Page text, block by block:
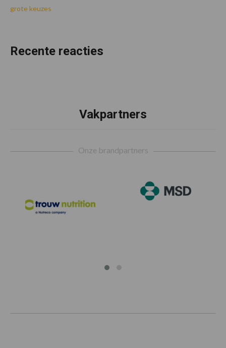
grote keuzes
Recente reacties
Vakpartners
Onze brandpartners